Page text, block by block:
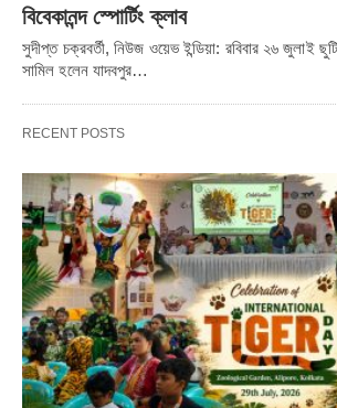
নাগ, ড. সুদীপ্ত বন্দ্যোপাধ্যায়, ড. জয়ন্ত মণ্ডল এবং
অন্যান্য সদস্যরা আগামী এক মাস ধরে জেলার
ও সচেতনতামূলক কার্যক্রম পরিচালনা করবেন।
বিবেকানন্দ স্পোর্টিং ক্লাব
সুদীপ্ত চক্রবর্তী, নিউজ ওয়েভ ইন্ডিয়া: রবিবার ২৬ জুলাই
সামিল হলেন যাদবপুর…
RECENT POSTS